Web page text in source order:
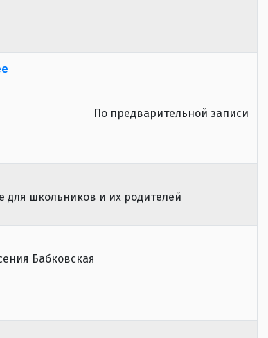
По предварительной записи
для школьников и их родителей
Бабковская